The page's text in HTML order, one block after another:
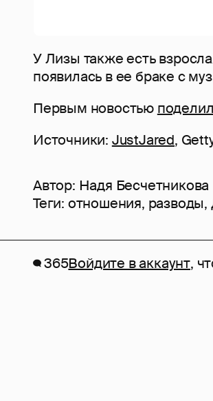
У Лизы также есть
появилась в ее браке с
Первым новостью
Источники: JustJared,
Автор: Надя Бесчетникова
Теги: отношения, разводы,
365Войдите в аккаунт,